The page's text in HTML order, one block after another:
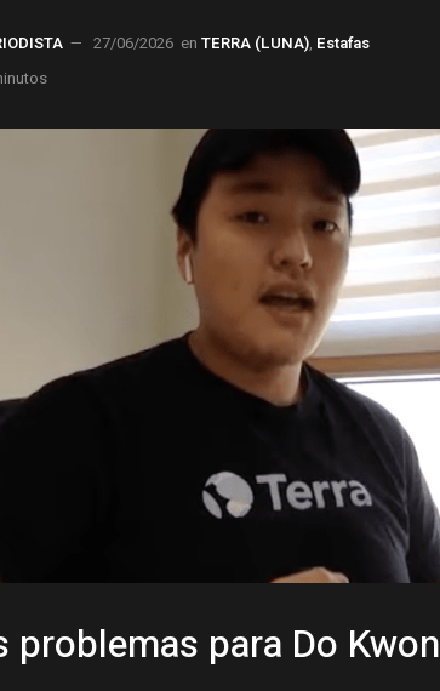
27/06/2026 en TERRA (LUNA), Estafas
problemas para Do Kwon